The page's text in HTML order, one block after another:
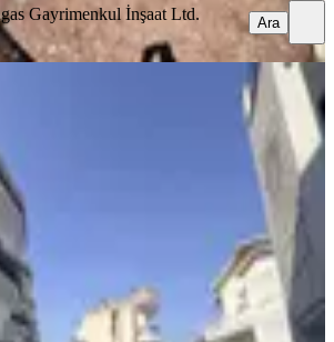
Gayrimenkul İnşaat Ltd.
Ara
3+1 Eşyalı
Belek Mahallesi
·120 m²
₺